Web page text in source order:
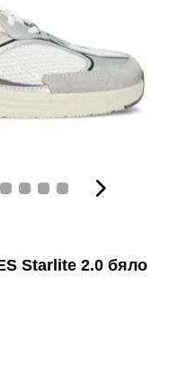
Starlite 2.0 бяло